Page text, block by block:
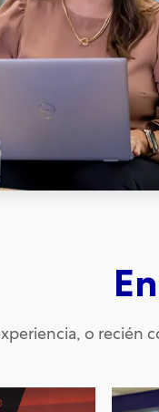
o recién